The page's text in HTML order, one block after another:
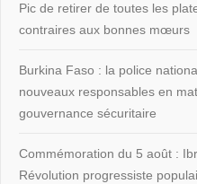
Pic de retirer de toutes les
contraires aux bonnes mœurs
Burkina Faso : la police
nouveaux responsables en
gouvernance sécuritaire
Commémoration du 5 août :
Révolution progressiste